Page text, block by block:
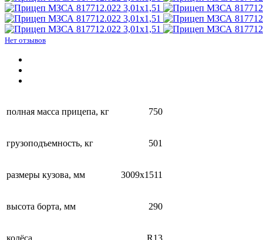
Нет отзывов
полная масса прицепа, кг 750
грузоподъемность, кг 501
размеры кузова, мм 3009х1511
высота борта, мм 290
колёса R13